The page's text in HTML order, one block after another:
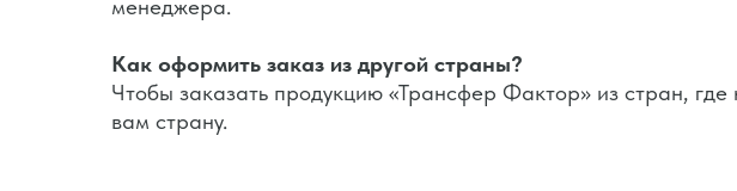
менеджера.
Как оформить заказ из другой страны?
Чтобы заказать продукцию «Трансфер Фактор» из стран,
вам страну.